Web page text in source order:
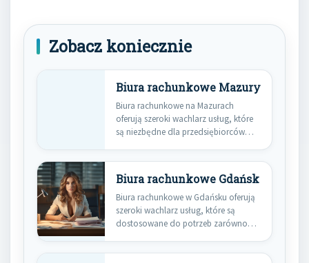
Zobacz koniecznie
Biura rachunkowe Mazury
Biura rachunkowe na Mazurach
oferują szeroki wachlarz usług, które
są niezbędne dla przedsiębiorców
Biura rachunkowe Gdańsk
Biura rachunkowe w Gdańsku oferują
szeroki wachlarz usług, które są
dostosowane do potrzeb zarówno